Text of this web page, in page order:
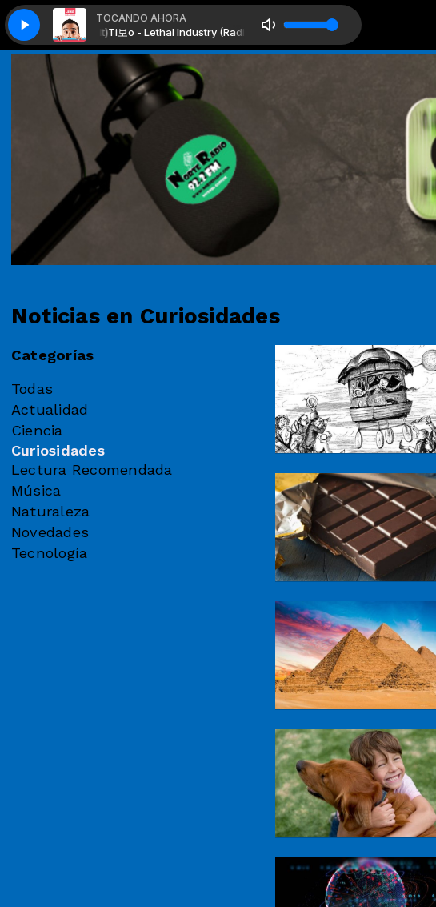
TOCANDO AHORA
(Radio Edit) Ti보o - Lethal Industry (Radio Edit)
Noticias en Curiosidades
Categorías
Todas
Actualidad
Ciencia
Curiosidades
Lectura Recomendada
Música
Naturaleza
Novedades
Tecnología